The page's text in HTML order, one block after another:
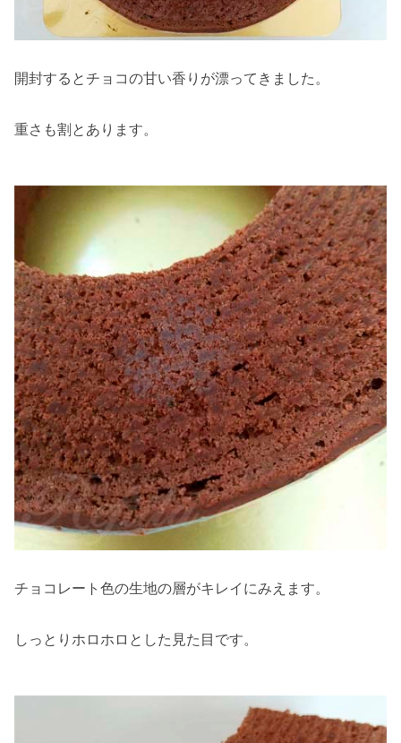
開封するとチョコの甘い香りが漂ってきました。
重さも割とあります。
チョコレート色の生地の層がキレイにみえます。
しっとりホロホロとした見た目です。